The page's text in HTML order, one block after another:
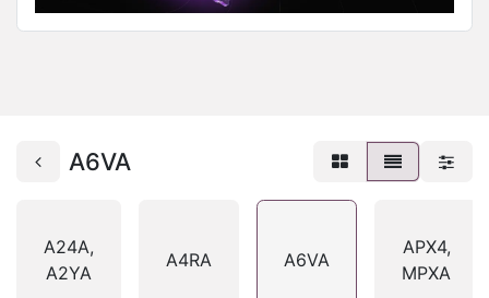
A6VA
A24A,
A2YA
A4RA A6VA
APX4,
MPXA